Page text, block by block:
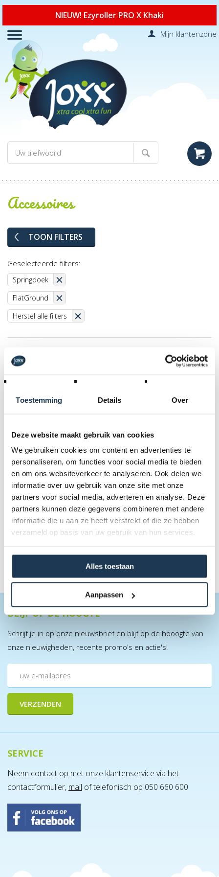
Toestemming Details Over
Deze website maakt gebruik van cookies
We gebruiken cookies om content en advertenties te
personaliseren, om functies voor social media te bieden
en om ons websiteverkeer te analyseren. Ook delen we
informatie over uw gebruik van onze site met onze
partners voor social media, adverteren en analyse. Deze
partners kunnen deze gegevens combineren met andere
informatie die u aan ze heeft verstrekt of die ze hebben
verzameld op basis van uw gebruik van hun services.
Alles toestaan
Aanpassen
NIEUW! Ezyroller PRO X Khaki
Mijn klantenzone
Accessoires
TOON FILTERS
Geselecteerde filters:
Springdoek
FlatGround
Herstel alle filters
LEVELS - 3 Schuimballen + Opbergtas
€ 31,00
BLIJF OP DE HOOGTE
Schrijf je in op onze nieuwsbrief en blijf op de hooogte van
onze nieuwigheden, recente promo's en actie's!
SERVICE
Neem contact op met onze klantenservice via het
contactformulier, mail of telefonisch op 050 660 600